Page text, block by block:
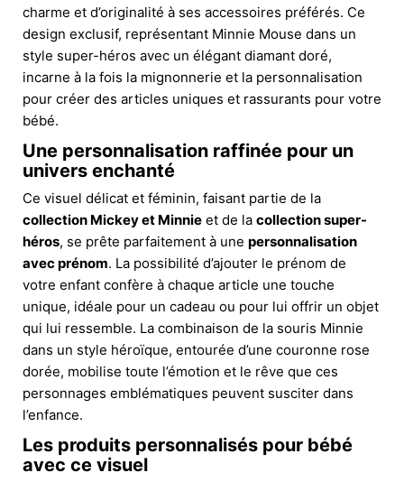
charme et d’originalité à ses accessoires préférés. Ce
design exclusif, représentant Minnie Mouse dans un
style super-héros avec un élégant diamant doré,
incarne à la fois la mignonnerie et la personnalisation
pour créer des articles uniques et rassurants pour votre
bébé.
Une personnalisation raffinée pour un
univers enchanté
Ce visuel délicat et féminin, faisant partie de la
collection Mickey et Minnie et de la collection super-
héros, se prête parfaitement à une personnalisation
avec prénom. La possibilité d’ajouter le prénom de
votre enfant confère à chaque article une touche
unique, idéale pour un cadeau ou pour lui offrir un objet
qui lui ressemble. La combinaison de la souris Minnie
dans un style héroïque, entourée d’une couronne rose
dorée, mobilise toute l’émotion et le rêve que ces
personnages emblématiques peuvent susciter dans
l’enfance.
Les produits personnalisés pour bébé
avec ce visuel